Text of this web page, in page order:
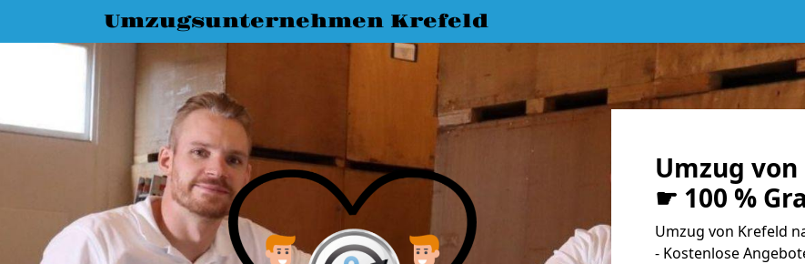
Umzugsunternehmen Krefeld
Umzug
☛ 100 %
Umzug von Krefeld
- Kostenlose